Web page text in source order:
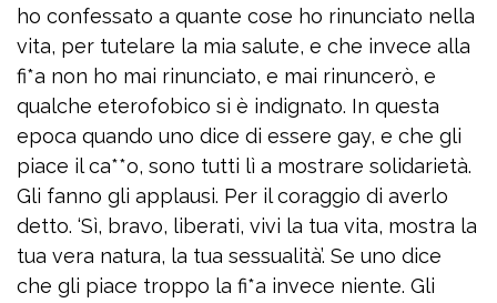
ho confessato a quante cose ho rinunciato nella
vita, per tutelare la mia salute, e che invece alla
fi*a non ho mai rinunciato, e mai rinuncerò, e
qualche eterofobico si è indignato. In questa
epoca quando uno dice di essere gay, e che gli
piace il ca**o, sono tutti lì a mostrare solidarietà.
Gli fanno gli applausi. Per il coraggio di averlo
detto. ‘Sì, bravo, liberati, vivi la tua vita, mostra la
tua vera natura, la tua sessualità’. Se uno dice
che gli piace troppo la fi*a invece niente. Gli